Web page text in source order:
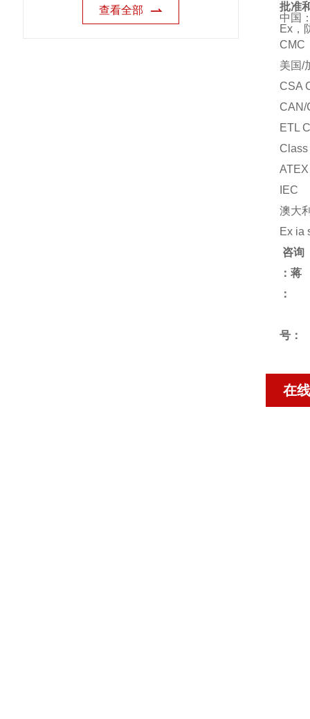
查看全部
批准
中国
Ex，
CMC
美国/
CSA
ETL
Class
ATEX
IEC
澳大
Ex ia
咨询
：蒋
号：
在